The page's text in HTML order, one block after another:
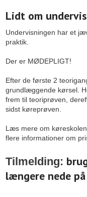
​Lidt om
Undervisningen har et
praktik.
Der er MØDEPLIGT!
Efter de første 2
grundlæggende kørsel.
frem til teoriprøven,
sidst køreprøven.
Læs mere om
flere informationer om
Tilmelding:
længere nede